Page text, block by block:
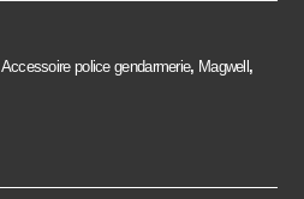
Accessoire police gendarmerie, Magwell,